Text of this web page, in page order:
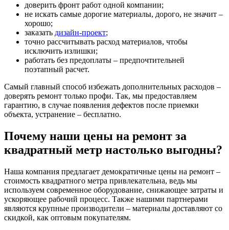
доверить фронт работ одной компании;
не искать самые дорогие материалы, дорого, не значит –
хорошо;
заказать дизайн-проект;
точно рассчитывать расход материалов, чтобы
исключить излишки;
работать без предоплаты – предпочтительней
поэтапный расчет.
Самый главный способ избежать дополнительных расходов –
доверять ремонт только профи. Так, мы предоставляем
гарантию, в случае появления дефектов после приемки
объекта, устранение – бесплатно.
Почему наши цены на ремонт за
квадратный метр настолько выгодны?
Наша компания предлагает демократичные цены на ремонт –
стоимость квадратного метра привлекательна, ведь мы
используем современное оборудование, снижающее затраты и
ускоряющее рабочий процесс. Также нашими партнерами
являются крупные производители – материалы доставляют со
скидкой, как оптовым покупателям.